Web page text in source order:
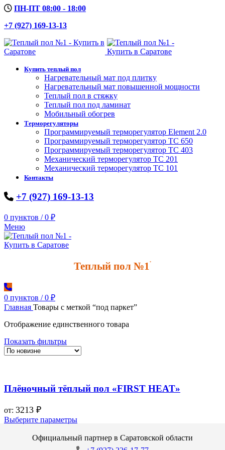
ПН-ПТ 08:00 - 18:00
+7 (927) 169-13-13
Купить теплый пол
Нагревательный мат под плитку
Нагревательный мат повышенной мощности
Теплый пол в стяжку
Теплый пол под ламинат
Мобильный обогрев
Терморегуляторы
Программируемый терморегулятор Element 2.0
Программируемый терморегулятор ТС 650
Программируемый терморегулятор ТС 403
Механический терморегулятор ТС 201
Механический терморегулятор ТС 101
Контакты
+7 (927) 169-13-13
0 пунктов / 0 ₽
Меню
Теплый пол №1 *
0 пунктов / 0 ₽
Главная Товары с меткой “под паркет”
Отображение единственного товара
Показать фильтры
Плёночный тёплый пол «FIRST HEAT»
от: 3213 ₽
Выберите параметры
Официальный партнер в Саратовской области